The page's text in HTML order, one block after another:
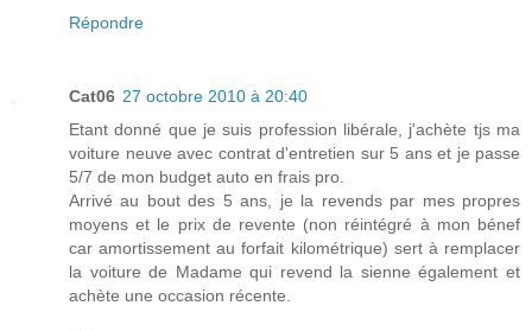
Répondre
Cat06 27 octobre 2010 à 20:40
Etant donné que je suis profession libérale, j'achète tjs ma
voiture neuve avec contrat d'entretien sur 5 ans et je passe
5/7 de mon budget auto en frais pro.
Arrivé au bout des 5 ans, je la revends par mes propres
moyens et le prix de revente (non réintégré à mon bénef
car amortissement au forfait kilométrique) sert à remplacer
la voiture de Madame qui revend la sienne également et
achète une occasion récente.